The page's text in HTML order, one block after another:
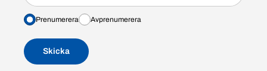
Prenumerera/avprenumerera
Prenumerera Avprenumerera
Skicka